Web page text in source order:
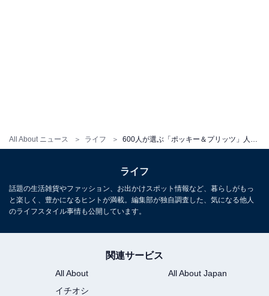
All About ニュース ライフ 600人が選ぶ「ポッキー＆プリッツ」人気ランキング！ 「ポッキー＜極細＞」を抑えた圧倒的1位は？
ライフ
話題の生活雑貨やファッション、お出かけスポット情報など、暮らしがもっ
と楽しく、豊かになるヒントが満載。編集部が独自調査した、気になる他人
のライフスタイル事情も公開しています。
関連サービス
All About
All About Japan
イチオシ